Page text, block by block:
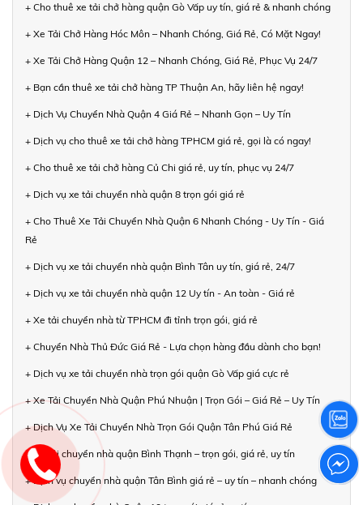
+ Cho thuê xe tải chở hàng quận Gò Vấp uy tín, giá rẻ & nhanh chóng
+ Xe Tải Chở Hàng Hóc Môn – Nhanh Chóng, Giá Rẻ, Có Mặt Ngay!
+ Xe Tải Chở Hàng Quận 12 – Nhanh Chóng, Giá Rẻ, Phục Vụ 24/7
+ Bạn cần thuê xe tải chở hàng TP Thuận An, hãy liên hệ ngay!
+ Dịch Vụ Chuyển Nhà Quận 4 Giá Rẻ – Nhanh Gọn – Uy Tín
+ Dịch vụ cho thuê xe tải chở hàng TPHCM giá rẻ, gọi là có ngay!
+ Cho thuê xe tải chở hàng Củ Chi giá rẻ, uy tín, phục vụ 24/7
+ Dịch vụ xe tải chuyển nhà quận 8 trọn gói giá rẻ
+ Cho Thuê Xe Tải Chuyển Nhà Quận 6 Nhanh Chóng - Uy Tín - Giá
Rẻ
+ Dịch vụ xe tải chuyển nhà quận Bình Tân uy tín, giá rẻ, 24/7
+ Dịch vụ xe tải chuyển nhà quận 12 Uy tín - An toàn - Giá rẻ
+ Xe tải chuyển nhà từ TPHCM đi tỉnh trọn gói, giá rẻ
+ Chuyển Nhà Thủ Đức Giá Rẻ - Lựa chọn hàng đầu dành cho bạn!
+ Dịch vụ xe tải chuyển nhà trọn gói quận Gò Vấp giá cực rẻ
+ Xe Tải Chuyển Nhà Quận Phú Nhuận | Trọn Gói – Giá Rẻ – Uy Tín
+ Dịch Vụ Xe Tải Chuyển Nhà Trọn Gói Quận Tân Phú Giá Rẻ
+ Xe tải chuyển nhà quận Bình Thạnh – trọn gói, giá rẻ, uy tín
+ Dịch vụ chuyển nhà quận Tân Bình giá rẻ – uy tín – nhanh chóng